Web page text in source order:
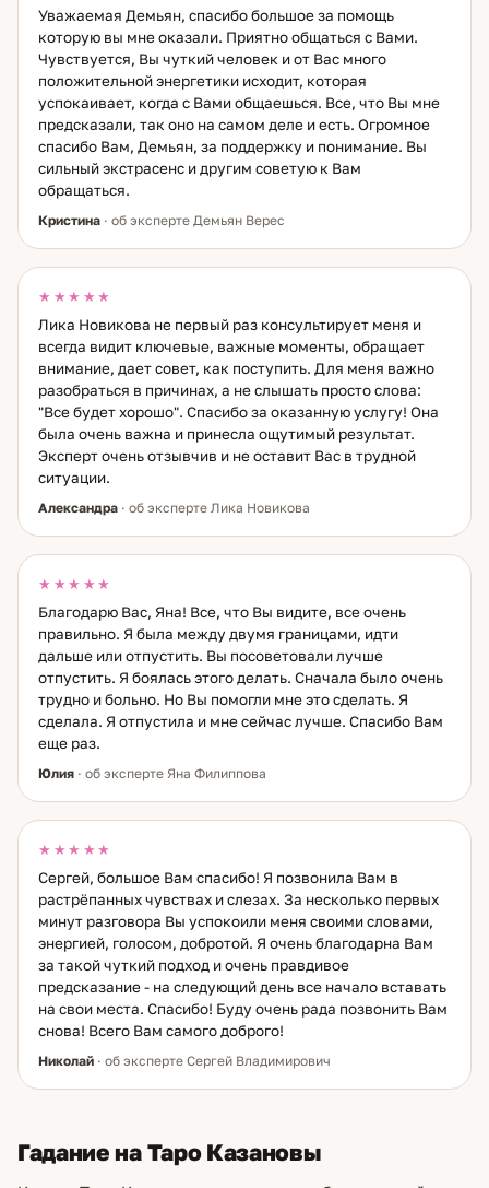
Уважаемая Демьян, спасибо большое за помощь
которую вы мне оказали. Приятно общаться с Вами.
Чувствуется, Вы чуткий человек и от Вас много
положительной энергетики исходит, которая
успокаивает, когда с Вами общаешься. Все, что Вы мне
предсказали, так оно на самом деле и есть. Огромное
спасибо Вам, Демьян, за поддержку и понимание. Вы
сильный экстрасенс и другим советую к Вам
обращаться.
Кристина · об эксперте Демьян Верес
★★★★★
Лика Новикова не первый раз консультирует меня и
всегда видит ключевые, важные моменты, обращает
внимание, дает совет, как поступить. Для меня важно
разобраться в причинах, а не слышать просто слова:
"Все будет хорошо". Спасибо за оказанную услугу! Она
была очень важна и принесла ощутимый результат.
Эксперт очень отзывчив и не оставит Вас в трудной
ситуации.
Александра · об эксперте Лика Новикова
★★★★★
Благодарю Вас, Яна! Все, что Вы видите, все очень
правильно. Я была между двумя границами, идти
дальше или отпустить. Вы посоветовали лучше
отпустить. Я боялась этого делать. Сначала было очень
трудно и больно. Но Вы помогли мне это сделать. Я
сделала. Я отпустила и мне сейчас лучше. Спасибо Вам
еще раз.
Юлия · об эксперте Яна Филиппова
★★★★★
Сергей, большое Вам спасибо! Я позвонила Вам в
растрёпанных чувствах и слезах. За несколько первых
минут разговора Вы успокоили меня своими словами,
энергией, голосом, добротой. Я очень благодарна Вам
за такой чуткий подход и очень правдивое
предсказание - на следующий день все начало вставать
на свои места. Спасибо! Буду очень рада позвонить Вам
снова! Всего Вам самого доброго!
Николай · об эксперте Сергей Владимирович
Гадание на Таро Казановы